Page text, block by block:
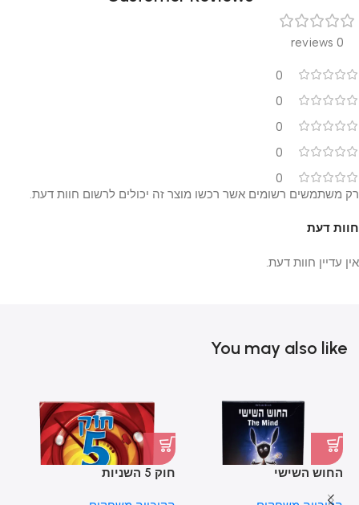
0 reviews
0
0
0
0
0
חוות דעת
אין עדיין חוות דעת.
רק משתמשים רשומים אשר רכשו מוצר זה יכולים לרשום חוות דעת.
You may also like
החוש השישי חוק 5 השניות